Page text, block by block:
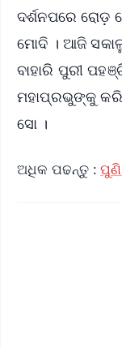
ଦର୍ଶନପରେ ରୋଡ଼
ମୋଦି । ଆଜି
ବାହାରି ପୁରୀ
ମହାପ୍ରଭୁଙ୍କୁ
ସୋ ।
ଅଧିକ ପଢନ୍ତୁ : ପୁଣି